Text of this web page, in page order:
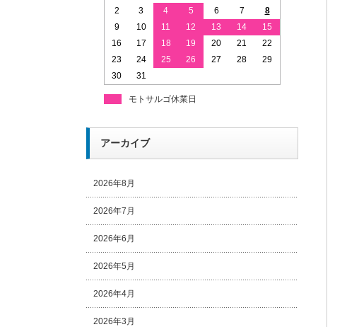
2
3 4 5 6 7
8
9
10 11 12 13 14
15
16
17 18 19 20 21
22
23
24 25 26 27 28
29
30
31
モトサルゴ休業日
アーカイブ
2026年8月
2026年7月
2026年6月
2026年5月
2026年4月
2026年3月